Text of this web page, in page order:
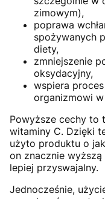
zimowym),
poprawa
spożywanych
diety,
zmniejszenie
oksydacyjny,
wspiera
organizmowi
Powyższe cechy to
witaminy C. Dzięki
użyto produktu o
on znacznie
lepiej przyswajalny.
Jednocześnie,